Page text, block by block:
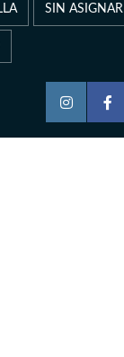
SIN ASIGNAR